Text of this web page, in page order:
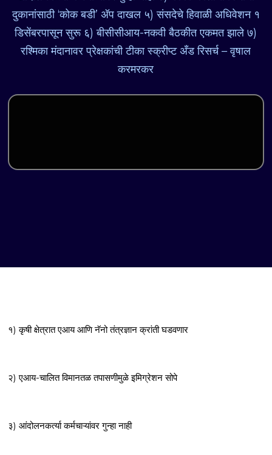
दुकानांसाठी ‘कोक बडी’ अ‍ॅप दाखल ५) संसदेचे हिवाळी अधिवेशन १
डिसेंबरपासून सुरू ६) बीसीसीआय-नकवी बैठकीत एकमत झाले ७)
रश्मिका मंदानावर प्रेक्षकांची टीका स्क्रीप्ट अँड रिसर्च – वृषाल
करमरकर
१) कृषी क्षेत्रात एआय आणि नॅनो तंत्रज्ञान क्रांती घडवणार
२) एआय-चालित विमानतळ तपासणीमुळे इमिग्रेशन सोपे
३) आंदोलनकर्त्या कर्मचाऱ्यांवर गुन्हा नाही